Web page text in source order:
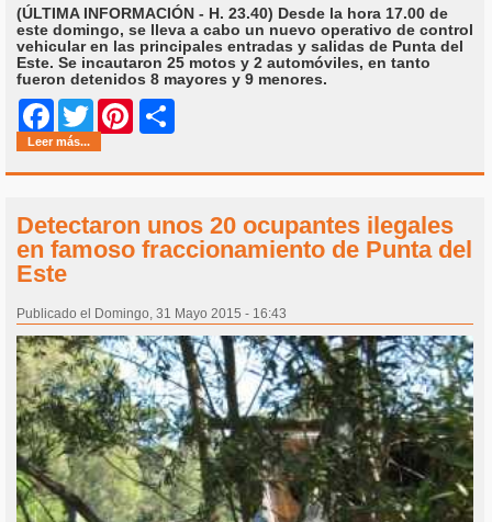
(ÚLTIMA INFORMACIÓN - H. 23.40) Desde la hora 17.00 de
este domingo, se lleva a cabo un nuevo operativo de control
vehicular en las principales entradas y salidas de Punta del
Este. Se incautaron 25 motos y 2 automóviles, en tanto
fueron detenidos 8 mayores y 9 menores.
Facebook
Twitter Pinterest
Leer más...
Detectaron unos 20 ocupantes ilegales
en famoso fraccionamiento de Punta del
Este
Publicado el Domingo, 31 Mayo 2015 - 16:43